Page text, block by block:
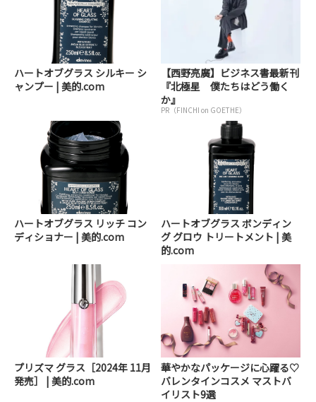
ハートオブグラス シルキー シ
ャンプー | 美的.com
【西野亮廣】ビジネス書最新刊
『北極星 僕たちはどう働く
か』
PR（FINCHI on GOETHE）
ハートオブグラス リッチ コン
ディショナー | 美的.com
ハートオブグラス ボンディン
グ グロウ トリートメント | 美
的.com
プリズマ グラス［2024年 11月
発売］ | 美的.com
華やかなパッケージに心躍る♡
バレンタインコスメ マストバ
イリスト9選